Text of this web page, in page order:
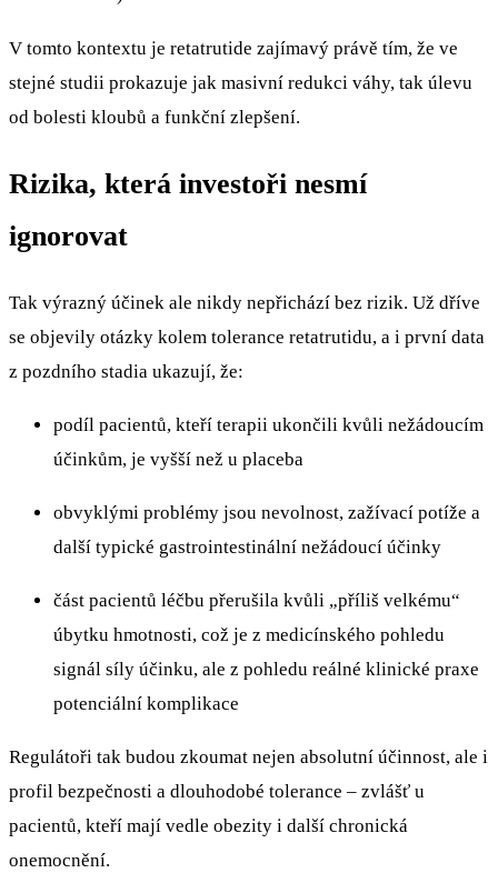
V tomto kontextu je retatrutide zajímavý právě tím, že ve
stejné studii prokazuje jak masivní redukci váhy, tak úlevu
od bolesti kloubů a funkční zlepšení.
Rizika, která investoři nesmí
ignorovat
Tak výrazný účinek ale nikdy nepřichází bez rizik. Už dříve
se objevily otázky kolem tolerance retatrutidu, a i první data
z pozdního stadia ukazují, že:
podíl pacientů, kteří terapii ukončili kvůli nežádoucím
účinkům, je vyšší než u placeba
obvyklými problémy jsou nevolnost, zažívací potíže a
další typické gastrointestinální nežádoucí účinky
část pacientů léčbu přerušila kvůli „příliš velkému“
úbytku hmotnosti, což je z medicínského pohledu
signál síly účinku, ale z pohledu reálné klinické praxe
potenciální komplikace
Regulátoři tak budou zkoumat nejen absolutní účinnost, ale i
profil bezpečnosti a dlouhodobé tolerance – zvlášť u
pacientů, kteří mají vedle obezity i další chronická
onemocnění.